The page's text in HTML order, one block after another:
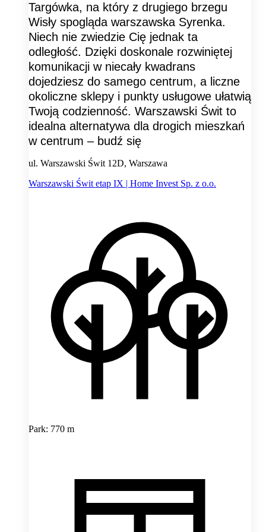
Targówka, na który z drugiego brzegu
Wisły spogląda warszawska Syrenka.
Niech nie zwiedzie Cię jednak ta
odległość. Dzięki doskonale rozwiniętej
komunikacji w niecały kwadrans
dojedziesz do samego centrum, a liczne
okoliczne sklepy i punkty usługowe ułatwią
Twoją codzienność. Warszawski Świt to
idealna alternatywa dla drogich mieszkań
w centrum – budź się
ul. Warszawski Świt 12D, Warszawa
Warszawski Świt etap IX | Home Invest Sp. z o.o.
Park: 770 m